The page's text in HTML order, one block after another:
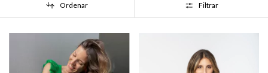
Ordenar Filtrar